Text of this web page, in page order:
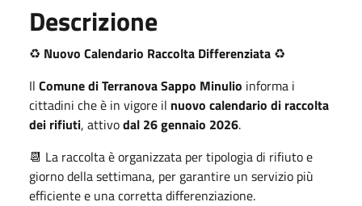
Descrizione
♻️ Nuovo Calendario Raccolta Differenziata ♻️
Il Comune di Terranova Sappo Minulio informa i
cittadini che è in vigore il nuovo calendario di raccolta
dei rifiuti, attivodal 26 gennaio 2026.
📆 La raccolta è organizzata per tipologia di rifiuto e
giorno della settimana, per garantire un servizio più
efficiente e una corretta differenziazione.